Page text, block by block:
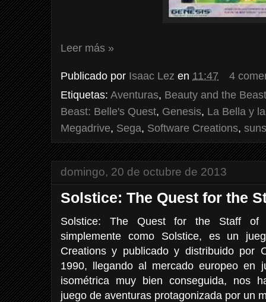
Leer más »
Publicado por Isaac Lez en 11:47
4
Etiquetas: Aventuras, Beauty and the Beast
Beast: Belle's Quest, Genesis, La Bella y
Megadrive, Sega, Software Creations,
domingo, 20 de octubre de 2013
Solstice: The Quest for the
Solstice: The Quest for the Staff of
simplemente como Solstice, es un
Creations y publicado y distribuido por
1990, llegando al mercado europeo en
isométrica muy bien conseguida, nos
juego de aventuras protagonizada por un